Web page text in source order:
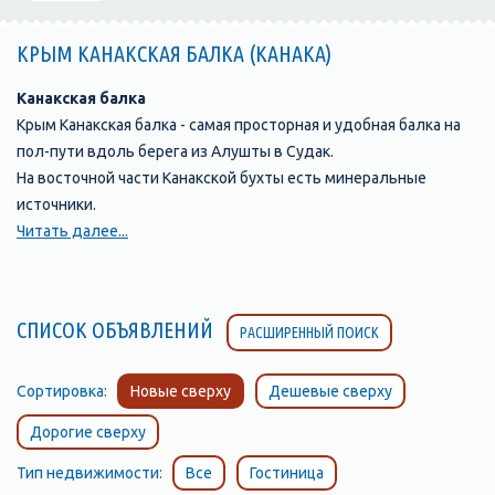
КРЫМ КАНАКСКАЯ БАЛКА (КАНАКА)
Канакская балка
Крым Канакская балка - самая просторная и удобная балка на
пол-пути вдоль берега из Алушты в Судак.
На восточной части Канакской бухты есть минеральные
источники.
Искать их нужно в глинистых сланцах в 5 - 7 метрах от моря.
содержит ионы магния и слегка горчит. Но настоящим
богатством Канакской балки является реликтовая роща
растения пережили ледниковый период и сохранились
только кое-где на Южном берегу на Форосе, у Никитского
ботанического сада на мысе Мартьян, в Канаке и Новом Свете.
В Канаке ( Канакская балка) растут очень старые деревья - 400-
Читать далее...
СПИСОК ОБЪЯВЛЕНИЙ РАСШИРЕННЫЙ ПОИСК
Сортировка: Новые сверху Дешевые сверху
Дорогие сверху
Тип недвижимости: Все Гостиница